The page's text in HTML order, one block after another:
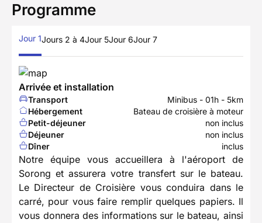
Programme
Jour 1Jours 2 à 4Jour 5Jour 6Jour 7
Arrivée et installation
Transport
Minibus - 01h - 5km
Hébergement
Bateau de croisière à moteur
Petit-déjeuner
non inclus
Déjeuner
non inclus
Dîner
inclus
Notre équipe vous accueillera à l'aéroport de
Sorong et assurera votre transfert sur le bateau.
Le Directeur de Croisière vous conduira dans le
carré, pour vous faire remplir quelques papiers. Il
vous donnera des informations sur le bateau, ainsi